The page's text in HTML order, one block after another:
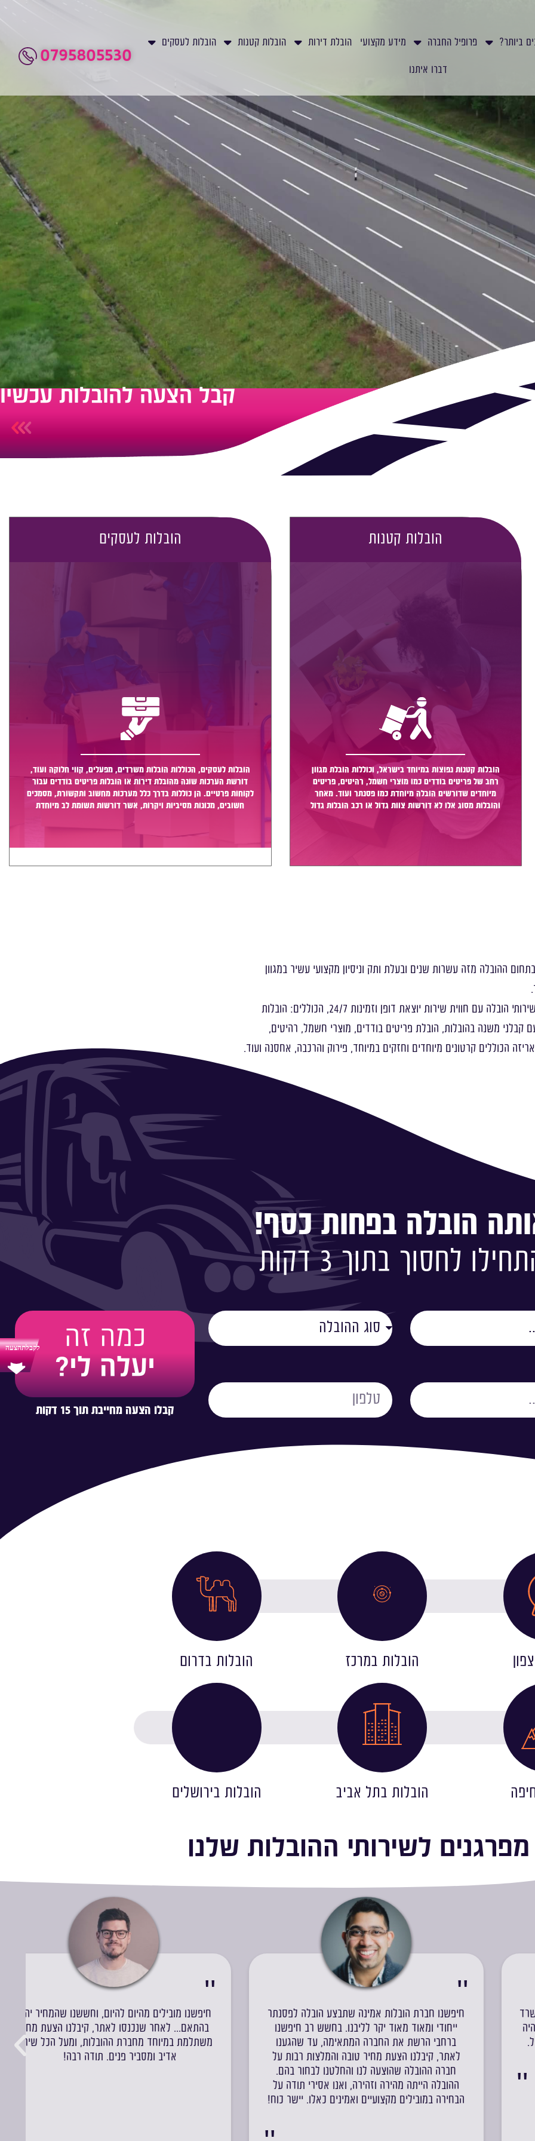
ביותר? פרופיל החברה מידע מקצועי הובלת דירות הובלות קטנות הובלות לעסקים
דברו איתנו
0795805530
קבל הצעה להובלות עכשיו​
הובלות קטנות
הובלות קטנות נפוצות במיוחד בישראל, וכוללות הובלת מגוון
רחב של פריטים בודדים כמו מוצרי חשמל, רהיטים, פריטים
מיוחדים שדורשים הובלה מיוחדת כמו פסנתר ועוד. מאחר
והובלות מסוג אלו לא דורשות צוות גדול או רכב הובלות גדול
במיוחד, הן נעשות בזמן קצר ביותר, ובמחירים נוחים וגמישים.
הובלות לעסקים
הובלות לעסקים, הכוללות הובלות משרדים, מפעלים, קווי חלוקה ועוד,
דורשת הערכות שונה מהובלת דירות או הובלות פריטים בודדים עבור
לקוחות פרטיים. הן כוללות בדרך כלל מערכות מחשוב ותקשורת, מסמכים
חשובים, מכונות מסיביות ויקרות, אשר דורשות תשומת לב מיוחדת
ההובלה מזה עשרות שנים ובעלת ותק וניסיון מקצועי עשיר במגוון
באמצעות הצוות המיומן והמקצועי שלנו, אנו מספקים מגוון רחב של שירותי הובלה עם חווית שירות יוצאת דופן וזמינות 24/7, הכוללים: הובלות
קבלני משנה בהובלות, הובלת פריטים בודדים, מוצרי חשמל, רהיטים,
הכוללים קרטונים מיוחדים וחזקים במיוחד, פירוק והרכבה, אחסנה ועוד.
הובלה בפחות כסף!
לחסוך בתוך 3 דקות
כמה זה
יעלה לי?
הובלות במרכז הובלות בדרום
הובלות בתל אביב הובלות בירושלים
לשירותי ההובלות שלנו
חיפשנו חברת הובלות אמינה שתבצע הובלה לפסנתר
ייחודי ומאוד מאוד יקר לליבנו. בחשש רב חיפשנו
ברחבי הרשת את החברה המתאימה, עד שהגענו
לאתר, קיבלנו הצעת מחיר טובה והמלצות רבות על
חברה ההובלה שהוצעה לנו והחלטנו לבחור בהם.
ההובלה הייתה מהירה וזהירה, ואנו אסירי תודה על
הבחירה במובילים מקצועיים ואמינים כאלו. יישר כוח!
חיפשנו מובילים מהיום להיום, וחששנו שהמחיר יהיה
בהתאם... לאחר שנכנסו לאתר, קיבלנו הצעת מחיר
משתלמת במיוחד מחברת ההובלות, ומעל הכל שירות
אדיב ומסביר פנים. תודה רבה!